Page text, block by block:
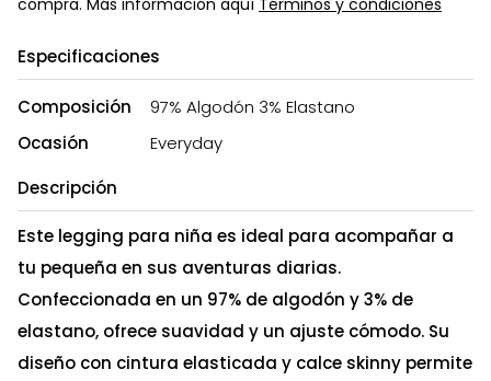
Especificaciones
Composición
97% Algodón 3% Elastano
Ocasión
Everyday
Descripción
Este legging para niña es ideal para acompañar a
tu pequeña en sus aventuras diarias.
Confeccionada en un 97% de algodón y 3% de
elastano, ofrece suavidad y un ajuste cómodo. Su
diseño con cintura elasticada y calce skinny permite